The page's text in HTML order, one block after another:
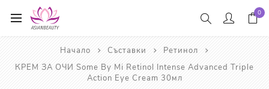
0
Начало Съставки
Ретинол
КРЕМ ЗА ОЧИ Some By Mi Retinol Intense Advanced Triple
Action Eye Cream 30мл